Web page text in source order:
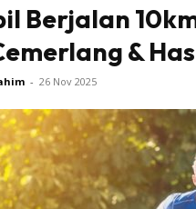
Berjalan
&
- 26 Nov 2025